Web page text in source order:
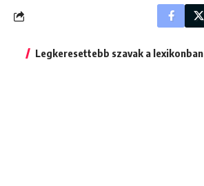
Legkeresettebb szavak a lexikonban